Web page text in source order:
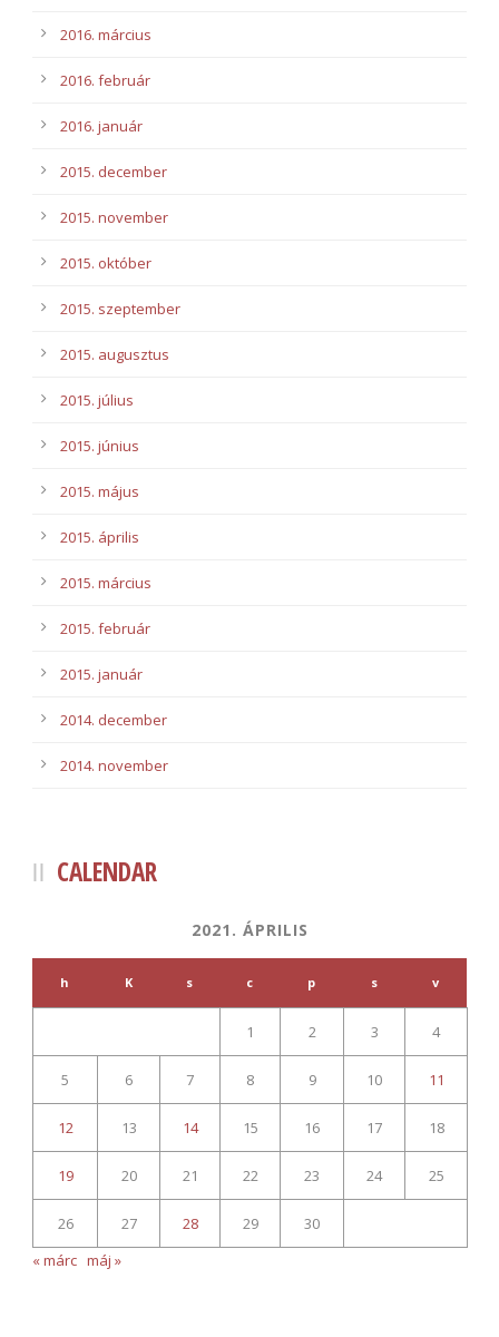
2016. március
2016. február
2016. január
2015. december
2015. november
2015. október
2015. szeptember
2015. augusztus
2015. július
2015. június
2015. május
2015. április
2015. március
2015. február
2015. január
2014. december
2014. november
CALENDAR
2021. ÁPRILIS
h K s c p s v
1 2 3 4
5 6 7 8 9 10 11
12 13 14 15 16 17 18
19 20 21 22 23 24 25
26 27 28 29
30
« márc máj »